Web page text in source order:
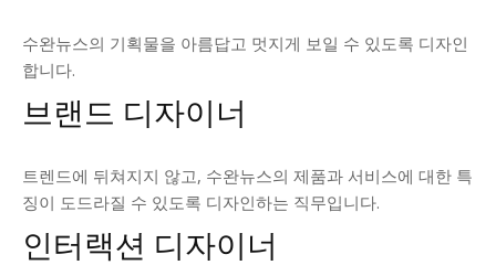
수완뉴스의 기획물을 아름답고 멋지게 보일 수 있도록 디자인
합니다.
브랜드 디자이너
트렌드에 뒤쳐지지 않고, 수완뉴스의 제품과 서비스에 대한 특
징이 도드라질 수 있도록 디자인하는 직무입니다.
인터랙션 디자이너